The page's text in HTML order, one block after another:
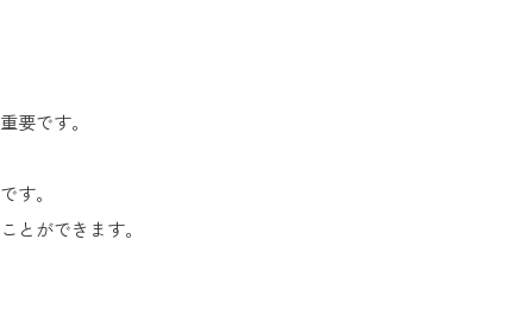
要です。
す。
とができます。